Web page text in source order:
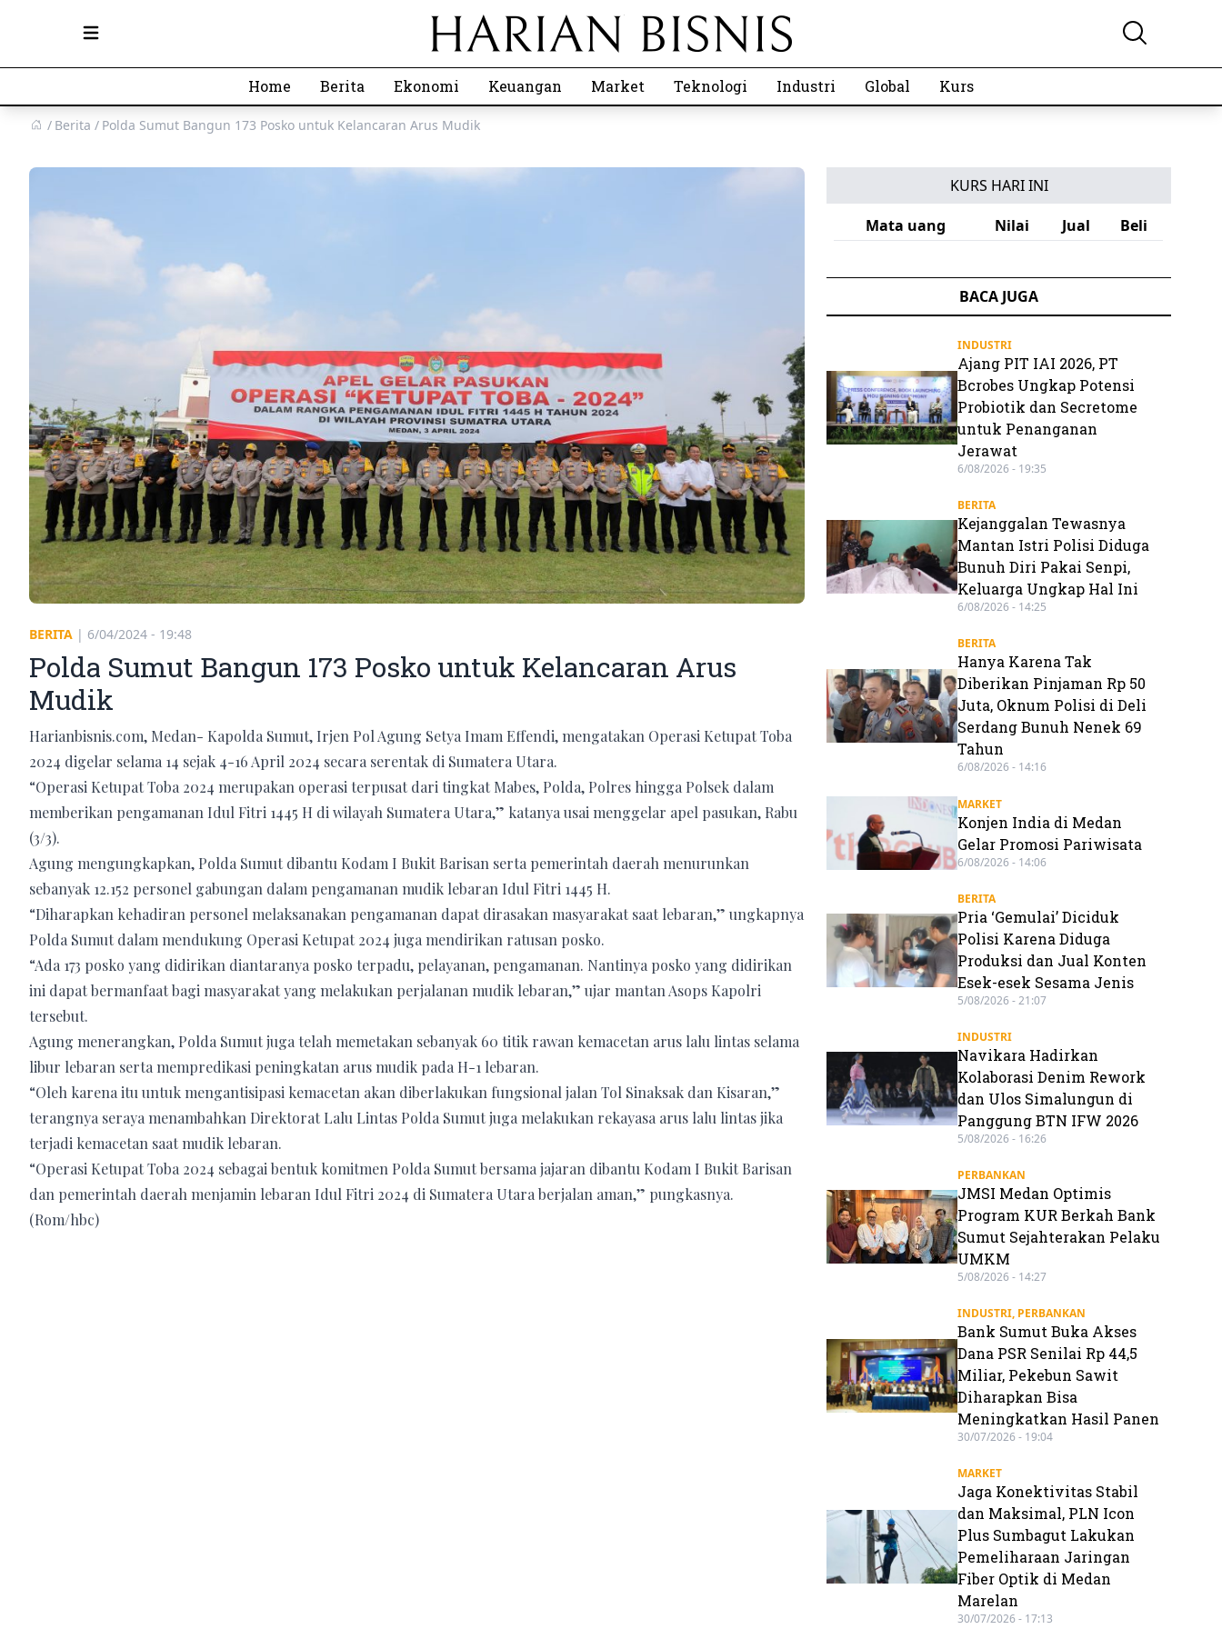
Open main menu
Home Berita Ekonomi Keuangan Market Teknologi Industri Global Kurs
Berita Polda Sumut Bangun 173 Posko untuk Kelancaran Arus Mudik
BERITA | 6/04/2024 - 19:48
Polda Sumut Bangun 173 Posko untuk Kelancaran Arus
Mudik
Harianbisnis.com, Medan- Kapolda Sumut, Irjen Pol Agung Setya Imam Effendi, mengatakan Operasi Ketupat Toba
2024 digelar selama 14 sejak 4-16 April 2024 secara serentak di Sumatera Utara.
“Operasi Ketupat Toba 2024 merupakan operasi terpusat dari tingkat Mabes, Polda, Polres hingga Polsek dalam
memberikan pengamanan Idul Fitri 1445 H di wilayah Sumatera Utara,” katanya usai menggelar apel pasukan, Rabu
(3/3).
Agung mengungkapkan, Polda Sumut dibantu Kodam I Bukit Barisan serta pemerintah daerah menurunkan
sebanyak 12.152 personel gabungan dalam pengamanan mudik lebaran Idul Fitri 1445 H.
“Diharapkan kehadiran personel melaksanakan pengamanan dapat dirasakan masyarakat saat lebaran,” ungkapnya
Polda Sumut dalam mendukung Operasi Ketupat 2024 juga mendirikan ratusan posko.
“Ada 173 posko yang didirikan diantaranya posko terpadu, pelayanan, pengamanan. Nantinya posko yang didirikan
ini dapat bermanfaat bagi masyarakat yang melakukan perjalanan mudik lebaran,” ujar mantan Asops Kapolri
tersebut.
Agung menerangkan, Polda Sumut juga telah memetakan sebanyak 60 titik rawan kemacetan arus lalu lintas selama
libur lebaran serta mempredikasi peningkatan arus mudik pada H-1 lebaran.
“Oleh karena itu untuk mengantisipasi kemacetan akan diberlakukan fungsional jalan Tol Sinaksak dan Kisaran,”
terangnya seraya menambahkan Direktorat Lalu Lintas Polda Sumut juga melakukan rekayasa arus lalu lintas jika
terjadi kemacetan saat mudik lebaran.
“Operasi Ketupat Toba 2024 sebagai bentuk komitmen Polda Sumut bersama jajaran dibantu Kodam I Bukit Barisan
dan pemerintah daerah menjamin lebaran Idul Fitri 2024 di Sumatera Utara berjalan aman,” pungkasnya.
(Rom/hbc)
KURS HARI INI
Mata uang
Nilai Jual Beli
BACA JUGA
INDUSTRI
Ajang PIT IAI 2026, PT
Bcrobes Ungkap Potensi
Probiotik dan Secretome
untuk Penanganan
Jerawat
6/08/2026 - 19:35
BERITA
Kejanggalan Tewasnya
Mantan Istri Polisi Diduga
Bunuh Diri Pakai Senpi,
Keluarga Ungkap Hal Ini
6/08/2026 - 14:25
BERITA
Hanya Karena Tak
Diberikan Pinjaman Rp 50
Juta, Oknum Polisi di Deli
Serdang Bunuh Nenek 69
Tahun
6/08/2026 - 14:16
MARKET
Konjen India di Medan
Gelar Promosi Pariwisata
6/08/2026 - 14:06
BERITA
Pria ‘Gemulai’ Diciduk
Polisi Karena Diduga
Produksi dan Jual Konten
Esek-esek Sesama Jenis
5/08/2026 - 21:07
INDUSTRI
Navikara Hadirkan
Kolaborasi Denim Rework
dan Ulos Simalungun di
Panggung BTN IFW 2026
5/08/2026 - 16:26
PERBANKAN
JMSI Medan Optimis
Program KUR Berkah Bank
Sumut Sejahterakan Pelaku
UMKM
5/08/2026 - 14:27
INDUSTRI, PERBANKAN
Bank Sumut Buka Akses
Dana PSR Senilai Rp 44,5
Miliar, Pekebun Sawit
Diharapkan Bisa
Meningkatkan Hasil Panen
30/07/2026 - 19:04
MARKET
Jaga Konektivitas Stabil
dan Maksimal, PLN Icon
Plus Sumbagut Lakukan
Pemeliharaan Jaringan
Fiber Optik di Medan
Marelan
30/07/2026 - 17:13